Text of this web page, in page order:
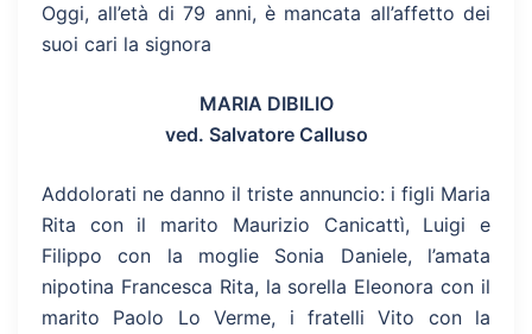
Oggi, all’età di 79 anni, è mancata all’affetto dei
suoi cari la signora
MARIA DIBILIO
ved. Salvatore Calluso
Addolorati ne danno il triste annuncio: i figli Maria
Rita con il marito Maurizio Canicattì, Luigi e
Filippo con la moglie Sonia Daniele, l’amata
nipotina Francesca Rita, la sorella Eleonora con il
marito Paolo Lo Verme, i fratelli Vito con la